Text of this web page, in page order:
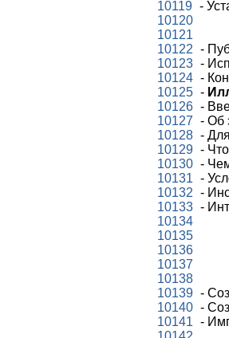
10119 -
10120
10121
10122 -
10123 -
10124 -
10125 -
10126 -
10127 - Об
10128 -
10129 -
10130 -
10131 -
10132 -
10133 -
10134
10135
10136
10137
10138
10139 -
10140 -
10141 -